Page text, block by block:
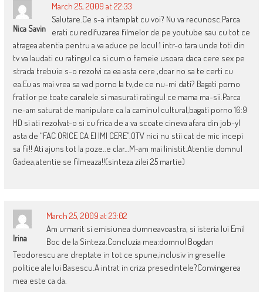
Nica Savin
March 25, 2009 at 22:33
Salutare.Ce s-a intamplat cu voi? Nu va recunosc.Parca
erati cu redifuzarea filmelor de pe youtube sau cu tot ce
atragea atentia pentru a va aduce pe locul 1 intr-o tara unde toti din
tv va laudati cu ratingul ca si cum o femeie usoara daca cere sex pe
strada trebuie s-o rezolvi ca ea asta cere ,doar no sa te certi cu
ea.Eu as mai vrea sa vad porno la tv,de ce nu-mi dati? Bagati porno
fratilor pe toate canalele si masurati ratingul ce mama ma-sii.Parca
ne-am saturat de manipulare ca la caminul cultural,bagati porno 16:9
HD si ati rezolvat-o si cu frica de a va scoate cineva afara din job-yl
asta de “FAC ORICE CA EI IMI CERE”.OTV nici nu stii cat de mic incepi
sa fii!! Ati ajuns tot la poze..e clar…M-am mai linistit.Atentie domnul
Gadea,atentie se filmeaza!!(sinteza zilei 25 martie)
Irina
March 25, 2009 at 23:02
Am urmarit si emisiunea dumneavoastra, si isteria lui Emil
Boc de la Sinteza.Concluzia mea:domnul Bogdan
Teodorescu are dreptate in tot ce spune,inclusiv in greselile
politice ale lui Basescu.A intrat in criza presedintele?Convingerea
mea este ca da.